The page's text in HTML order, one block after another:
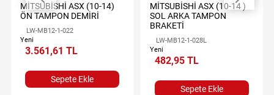
MİTSUBİSHİ ASX (10-14)
ÖN TAMPON DEMİRİ
LW-MB12-1-022
Yeni
3.561,61 TL
Sepete Ekle
MİTSUBİSHİ ASX (10-14 )
SOL ARKA TAMPON
BRAKETİ
LW-MB12-1-028L
Yeni
482,95 TL
Sepete Ekle